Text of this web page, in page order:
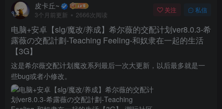
皮卡丘~
3个月前更新 2666次阅读
关注 私信
电脑+安卓【slg/魔改/养成】希尔薇的交配计划ver8.0.3-希
露薇の交配計劃-Teaching Feeling-和奴隶在一起的生活
【3G】
这是希尔薇交配计划魔改系列最后一次大更新，以后最多就是一
些bug或者小修改。